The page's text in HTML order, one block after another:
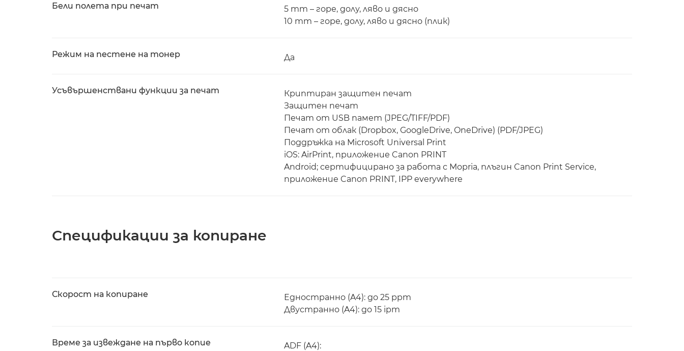
Бели полета при печат
5 mm – горе, долу, ляво и дясно
10 mm – горе, долу, ляво и дясно (плик)
Режим на пестене на тонер Да
Усъвършенствани функции за печат
Криптиран защитен печат
Защитен печат
Печат от USB памет (JPEG/TIFF/PDF)
Печат от облак (Dropbox, GoogleDrive, OneDrive) (PDF/JPEG)
Поддръжка на Microsoft Universal Print
iOS: AirPrint, приложение Canon PRINT
Android; сертифицирано за работа с Mopria, плъгин Canon Print Service,
приложение Canon PRINT, IPP everywhere
Спецификации за копиране
Скорост на копиране
Едностранно (A4): до 25 ppm
Двустранно (A4): до 15 ipm
Време за извеждане на първо копие
ADF (A4):